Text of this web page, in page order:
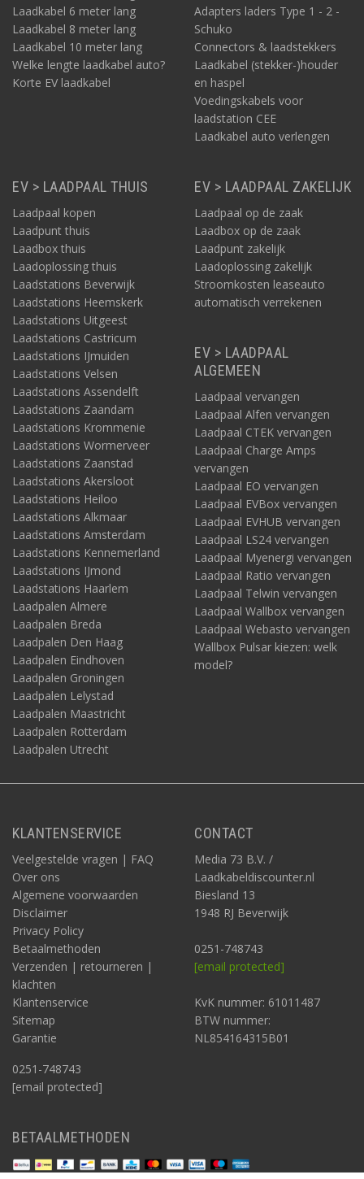
Laadkabel 6 meter lang
Laadkabel 8 meter lang
Laadkabel 10 meter lang
Welke lengte laadkabel auto?
Korte EV laadkabel
Adapters laders Type 1 - 2 -
Schuko
Connectors & laadstekkers
Laadkabel (stekker-)houder
en haspel
Voedingskabels voor
laadstation CEE
Laadkabel auto verlengen
EV > LAADPAAL THUIS
Laadpaal kopen
Laadpunt thuis
Laadbox thuis
Laadoplossing thuis
Laadstations Beverwijk
Laadstations Heemskerk
Laadstations Uitgeest
Laadstations Castricum
Laadstations IJmuiden
Laadstations Velsen
Laadstations Assendelft
Laadstations Zaandam
Laadstations Krommenie
Laadstations Wormerveer
Laadstations Zaanstad
Laadstations Akersloot
Laadstations Heiloo
Laadstations Alkmaar
Laadstations Amsterdam
Laadstations Kennemerland
Laadstations IJmond
Laadstations Haarlem
Laadpalen Almere
Laadpalen Breda
Laadpalen Den Haag
Laadpalen Eindhoven
Laadpalen Groningen
Laadpalen Lelystad
Laadpalen Maastricht
Laadpalen Rotterdam
Laadpalen Utrecht
EV > LAADPAAL ZAKELIJK
Laadpaal op de zaak
Laadbox op de zaak
Laadpunt zakelijk
Laadoplossing zakelijk
Stroomkosten leaseauto
automatisch verrekenen
EV > LAADPAAL
ALGEMEEN
Laadpaal vervangen
Laadpaal Alfen vervangen
Laadpaal CTEK vervangen
Laadpaal Charge Amps
vervangen
Laadpaal EO vervangen
Laadpaal EVBox vervangen
Laadpaal EVHUB vervangen
Laadpaal LS24 vervangen
Laadpaal Myenergi vervangen
Laadpaal Ratio vervangen
Laadpaal Telwin vervangen
Laadpaal Wallbox vervangen
Laadpaal Webasto vervangen
Wallbox Pulsar kiezen: welk
model?
KLANTENSERVICE
Veelgestelde vragen | FAQ
Over ons
Algemene voorwaarden
Disclaimer
Privacy Policy
Betaalmethoden
Verzenden | retourneren |
klachten
Klantenservice
Sitemap
Garantie
0251-748743
[email protected]
CONTACT
Media 73 B.V. /
Laadkabeldiscounter.nl
Biesland 13
1948 RJ Beverwijk
0251-748743
[email protected]
KvK nummer: 61011487
BTW nummer:
NL854164315B01
BETAALMETHODEN